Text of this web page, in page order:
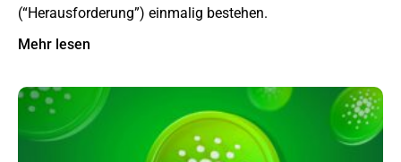
(“Herausforderung”) einmalig bestehen.
Mehr lesen